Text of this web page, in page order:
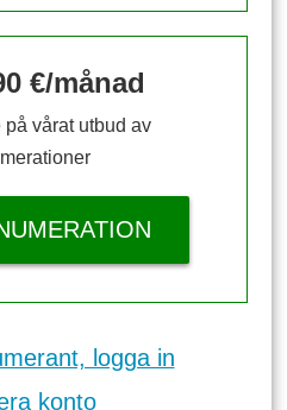
€/månad
på vårat utbud av
logga in
konto